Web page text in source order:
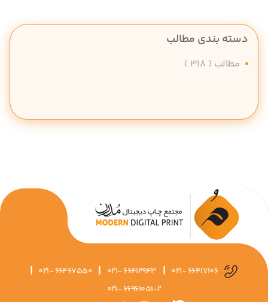
دسته بندی مطالب
مطالب ( 318 )
021- 66417106
|
021- 66412943
|
021- 66467550
|
021- 66961051-2